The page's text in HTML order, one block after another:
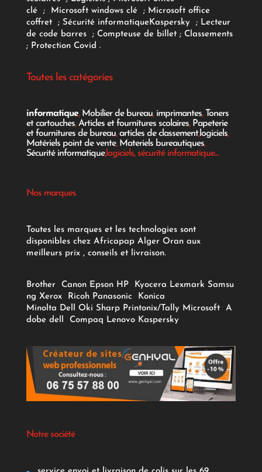
clé
; Microsoft windows clé; Microsoft office
coffret ; Sécurité informatiqueKaspersky ; Lecteur
de code barres
; Compteuse de billet; Classements
; Protection Covid .
Toutes les catégories
informatique, Mobilier de bureau, imprimantes, Toners
et cartouches,Articles et fournitures scolaires, Papeterie
et fournitures de bureau,articles de classement,logiciels,
Matériels point de vente, Materiels bureautiques,
Sécurité informatique,logiciels, sécurité informatique...
Nos marques
Toutes les marques et les technologies sont
disponibles chez Africapap Alger Oran aux
meilleurs prix , conseils et livraison.
Brother Canon Epson HP Kyocera Lexmark Samsu
ng Xerox Ricoh Panasonic
Konica
Minolta Dell Oki Sharp Printonix/Tally Microsoft
A
dobe dell Compaq Lenovo Kaspersky
Notre société